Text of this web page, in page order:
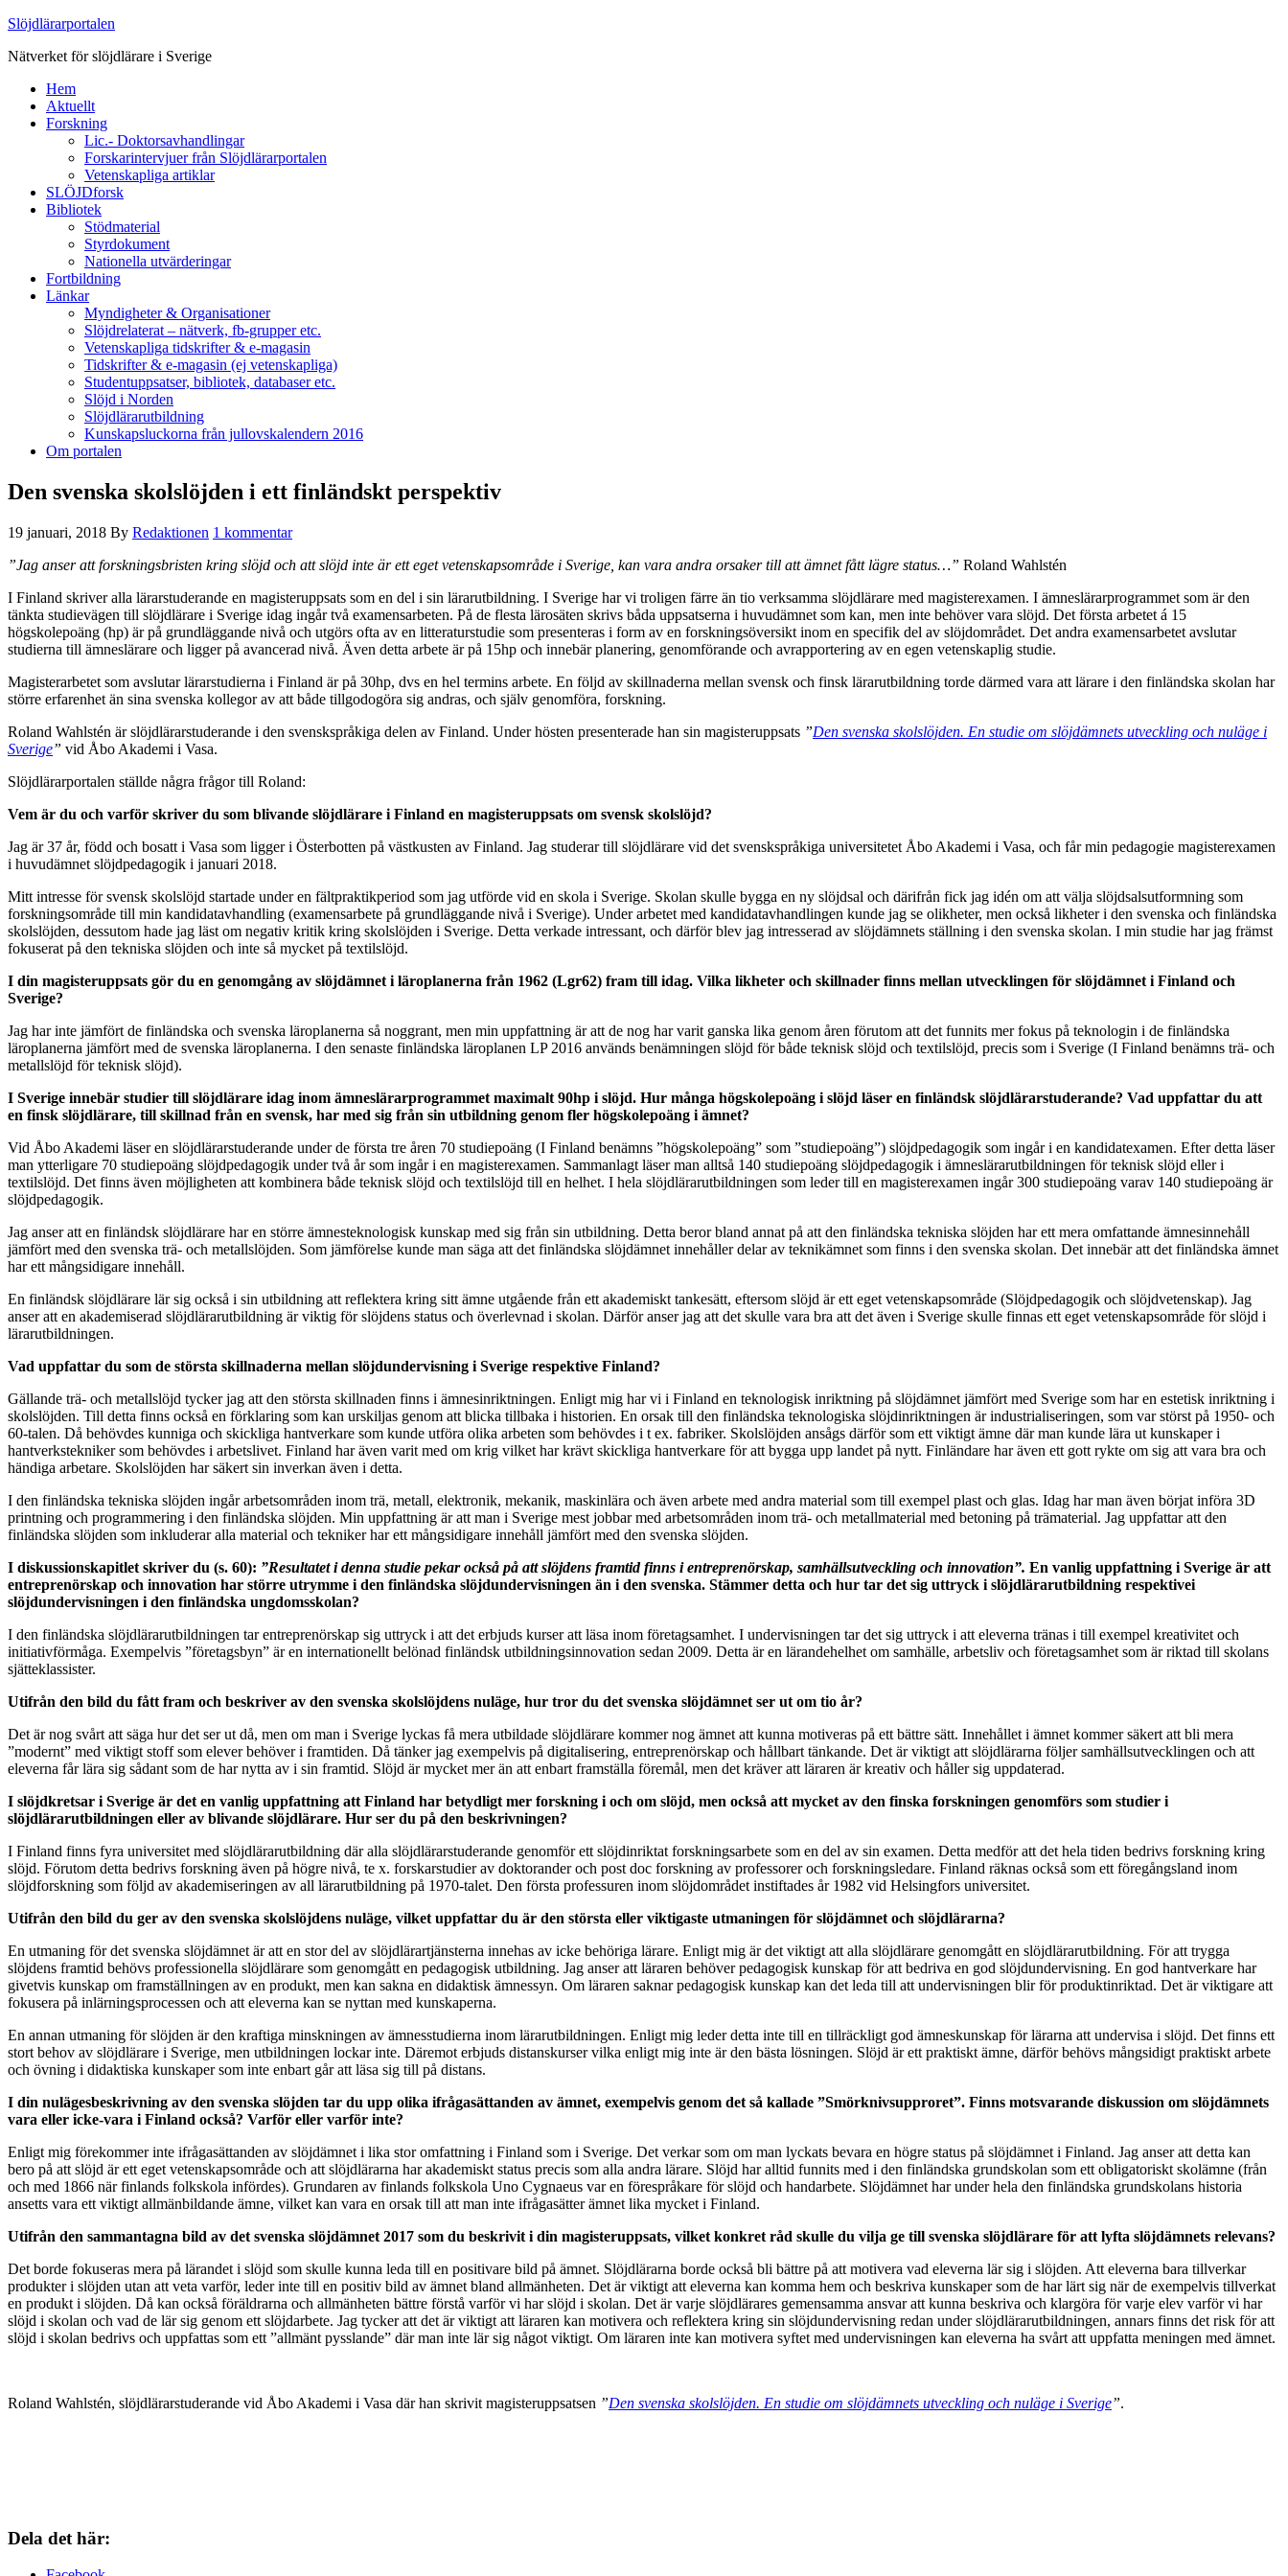
Slöjdlärarportalen
Nätverket för slöjdlärare i Sverige
Hem
Aktuellt
Forskning
Lic.- Doktorsavhandlingar
Forskarintervjuer från Slöjdlärarportalen
Vetenskapliga artiklar
SLÖJDforsk
Bibliotek
Stödmaterial
Styrdokument
Nationella utvärderingar
Fortbildning
Länkar
Myndigheter & Organisationer
Slöjdrelaterat – nätverk, fb-grupper etc.
Vetenskapliga tidskrifter & e-magasin
Tidskrifter & e-magasin (ej vetenskapliga)
Studentuppsatser, bibliotek, databaser etc.
Slöjd i Norden
Slöjdlärarutbildning
Kunskapsluckorna från jullovskalendern 2016
Om portalen
Den svenska skolslöjden i ett finländskt perspektiv
19 januari, 2018 By Redaktionen 1 kommentar
”Jag anser att forskningsbristen kring slöjd och att slöjd inte är ett eget vetenskapsområde i Sverige, kan vara andra orsaker till att ämnet fått lägre status…” Roland Wahlstén
I Finland skriver alla lärarstuderande en magisteruppsats som en del i sin lärarutbildning. I Sverige har vi troligen färre än tio verksamma slöjdlärare med magisterexamen. I ämneslärarprogrammet som är den
tänkta studievägen till slöjdlärare i Sverige idag ingår två examensarbeten. På de flesta lärosäten skrivs båda uppsatserna i huvudämnet som kan, men inte behöver vara slöjd. Det första arbetet á 15
högskolepoäng (hp) är på grundläggande nivå och utgörs ofta av en litteraturstudie som presenteras i form av en forskningsöversikt inom en specifik del av slöjdområdet. Det andra examensarbetet avslutar
studierna till ämneslärare och ligger på avancerad nivå. Även detta arbete är på 15hp och innebär planering, genomförande och avrapportering av en egen vetenskaplig studie.
Magisterarbetet som avslutar lärarstudierna i Finland är på 30hp, dvs en hel termins arbete. En följd av skillnaderna mellan svensk och finsk lärarutbildning torde därmed vara att lärare i den finländska skolan har
större erfarenhet än sina svenska kollegor av att både tillgodogöra sig andras, och själv genomföra, forskning.
Roland Wahlstén är slöjdlärarstuderande i den svenskspråkiga delen av Finland. Under hösten presenterade han sin magisteruppsats ”Den svenska skolslöjden. En studie om slöjdämnets utveckling och nuläge i
Sverige” vid Åbo Akademi i Vasa.
Slöjdlärarportalen ställde några frågor till Roland:
Vem är du och varför skriver du som blivande slöjdlärare i Finland en magisteruppsats om svensk skolslöjd?
Jag är 37 år, född och bosatt i Vasa som ligger i Österbotten på västkusten av Finland. Jag studerar till slöjdlärare vid det svenskspråkiga universitetet Åbo Akademi i Vasa, och får min pedagogie magisterexamen
i huvudämnet slöjdpedagogik i januari 2018.
Mitt intresse för svensk skolslöjd startade under en fältpraktikperiod som jag utförde vid en skola i Sverige. Skolan skulle bygga en ny slöjdsal och därifrån fick jag idén om att välja slöjdsalsutformning som
forskningsområde till min kandidatavhandling (examensarbete på grundläggande nivå i Sverige). Under arbetet med kandidatavhandlingen kunde jag se olikheter, men också likheter i den svenska och finländska
skolslöjden, dessutom hade jag läst om negativ kritik kring skolslöjden i Sverige. Detta verkade intressant, och därför blev jag intresserad av slöjdämnets ställning i den svenska skolan. I min studie har jag främst
fokuserat på den tekniska slöjden och inte så mycket på textilslöjd.
I din magisteruppsats gör du en genomgång av slöjdämnet i läroplanerna från 1962 (Lgr62) fram till idag. Vilka likheter och skillnader finns mellan utvecklingen för slöjdämnet i Finland och
Sverige?
Jag har inte jämfört de finländska och svenska läroplanerna så noggrant, men min uppfattning är att de nog har varit ganska lika genom åren förutom att det funnits mer fokus på teknologin i de finländska
läroplanerna jämfört med de svenska läroplanerna. I den senaste finländska läroplanen LP 2016 används benämningen slöjd för både teknisk slöjd och textilslöjd, precis som i Sverige (I Finland benämns trä- och
metallslöjd för teknisk slöjd).
I Sverige innebär studier till slöjdlärare idag inom ämneslärarprogrammet maximalt 90hp i slöjd. Hur många högskolepoäng i slöjd läser en finländsk slöjdlärarstuderande? Vad uppfattar du att
en finsk slöjdlärare, till skillnad från en svensk, har med sig från sin utbildning genom fler högskolepoäng i ämnet?
Vid Åbo Akademi läser en slöjdlärarstuderande under de första tre åren 70 studiepoäng (I Finland benämns ”högskolepoäng” som ”studiepoäng”) slöjdpedagogik som ingår i en kandidatexamen. Efter detta läser
man ytterligare 70 studiepoäng slöjdpedagogik under två år som ingår i en magisterexamen. Sammanlagt läser man alltså 140 studiepoäng slöjdpedagogik i ämneslärarutbildningen för teknisk slöjd eller i
textilslöjd. Det finns även möjligheten att kombinera både teknisk slöjd och textilslöjd till en helhet. I hela slöjdlärarutbildningen som leder till en magisterexamen ingår 300 studiepoäng varav 140 studiepoäng är
slöjdpedagogik.
Jag anser att en finländsk slöjdlärare har en större ämnesteknologisk kunskap med sig från sin utbildning. Detta beror bland annat på att den finländska tekniska slöjden har ett mera omfattande ämnesinnehåll
jämfört med den svenska trä- och metallslöjden. Som jämförelse kunde man säga att det finländska slöjdämnet innehåller delar av teknikämnet som finns i den svenska skolan. Det innebär att det finländska ämnet
har ett mångsidigare innehåll.
En finländsk slöjdlärare lär sig också i sin utbildning att reflektera kring sitt ämne utgående från ett akademiskt tankesätt, eftersom slöjd är ett eget vetenskapsområde (Slöjdpedagogik och slöjdvetenskap). Jag
anser att en akademiserad slöjdlärarutbildning är viktig för slöjdens status och överlevnad i skolan. Därför anser jag att det skulle vara bra att det även i Sverige skulle finnas ett eget vetenskapsområde för slöjd i
lärarutbildningen.
Vad uppfattar du som de största skillnaderna mellan slöjdundervisning i Sverige respektive Finland?
Gällande trä- och metallslöjd tycker jag att den största skillnaden finns i ämnesinriktningen. Enligt mig har vi i Finland en teknologisk inriktning på slöjdämnet jämfört med Sverige som har en estetisk inriktning i
skolslöjden. Till detta finns också en förklaring som kan urskiljas genom att blicka tillbaka i historien. En orsak till den finländska teknologiska slöjdinriktningen är industrialiseringen, som var störst på 1950- och
60-talen. Då behövdes kunniga och skickliga hantverkare som kunde utföra olika arbeten som behövdes i t ex. fabriker. Skolslöjden ansågs därför som ett viktigt ämne där man kunde lära ut kunskaper i
hantverkstekniker som behövdes i arbetslivet. Finland har även varit med om krig vilket har krävt skickliga hantverkare för att bygga upp landet på nytt. Finländare har även ett gott rykte om sig att vara bra och
händiga arbetare. Skolslöjden har säkert sin inverkan även i detta.
I den finländska tekniska slöjden ingår arbetsområden inom trä, metall, elektronik, mekanik, maskinlära och även arbete med andra material som till exempel plast och glas. Idag har man även börjat införa 3D
printning och programmering i den finländska slöjden. Min uppfattning är att man i Sverige mest jobbar med arbetsområden inom trä- och metallmaterial med betoning på trämaterial. Jag uppfattar att den
finländska slöjden som inkluderar alla material och tekniker har ett mångsidigare innehåll jämfört med den svenska slöjden.
I diskussionskapitlet skriver du (s. 60): ”Resultatet i denna studie pekar också på att slöjdens framtid finns i entreprenörskap, samhällsutveckling och innovation”. En vanlig uppfattning i Sverige är att
entreprenörskap och innovation har större utrymme i den finländska slöjdundervisningen än i den svenska. Stämmer detta och hur tar det sig uttryck i slöjdlärarutbildning respektivei
slöjdundervisningen i den finländska ungdomsskolan?
I den finländska slöjdlärarutbildningen tar entreprenörskap sig uttryck i att det erbjuds kurser att läsa inom företagsamhet. I undervisningen tar det sig uttryck i att eleverna tränas i till exempel kreativitet och
initiativförmåga. Exempelvis ”företagsbyn” är en internationellt belönad finländsk utbildningsinnovation sedan 2009. Detta är en lärandehelhet om samhälle, arbetsliv och företagsamhet som är riktad till skolans
sjätteklassister.
Utifrån den bild du fått fram och beskriver av den svenska skolslöjdens nuläge, hur tror du det svenska slöjdämnet ser ut om tio år?
Det är nog svårt att säga hur det ser ut då, men om man i Sverige lyckas få mera utbildade slöjdlärare kommer nog ämnet att kunna motiveras på ett bättre sätt. Innehållet i ämnet kommer säkert att bli mera
”modernt” med viktigt stoff som elever behöver i framtiden. Då tänker jag exempelvis på digitalisering, entreprenörskap och hållbart tänkande. Det är viktigt att slöjdlärarna följer samhällsutvecklingen och att
eleverna får lära sig sådant som de har nytta av i sin framtid. Slöjd är mycket mer än att enbart framställa föremål, men det kräver att läraren är kreativ och håller sig uppdaterad.
I slöjdkretsar i Sverige är det en vanlig uppfattning att Finland har betydligt mer forskning i och om slöjd, men också att mycket av den finska forskningen genomförs som studier i
slöjdlärarutbildningen eller av blivande slöjdlärare. Hur ser du på den beskrivningen?
I Finland finns fyra universitet med slöjdlärarutbildning där alla slöjdlärarstuderande genomför ett slöjdinriktat forskningsarbete som en del av sin examen. Detta medför att det hela tiden bedrivs forskning kring
slöjd. Förutom detta bedrivs forskning även på högre nivå, te x. forskarstudier av doktorander och post doc forskning av professorer och forskningsledare. Finland räknas också som ett föregångsland inom
slöjdforskning som följd av akademiseringen av all lärarutbildning på 1970-talet. Den första professuren inom slöjdområdet instiftades år 1982 vid Helsingfors universitet.
Utifrån den bild du ger av den svenska skolslöjdens nuläge, vilket uppfattar du är den största eller viktigaste utmaningen för slöjdämnet och slöjdlärarna?
En utmaning för det svenska slöjdämnet är att en stor del av slöjdlärartjänsterna innehas av icke behöriga lärare. Enligt mig är det viktigt att alla slöjdlärare genomgått en slöjdlärarutbildning. För att trygga
slöjdens framtid behövs professionella slöjdlärare som genomgått en pedagogisk utbildning. Jag anser att läraren behöver pedagogisk kunskap för att bedriva en god slöjdundervisning. En god hantverkare har
givetvis kunskap om framställningen av en produkt, men kan sakna en didaktisk ämnessyn. Om läraren saknar pedagogisk kunskap kan det leda till att undervisningen blir för produktinriktad. Det är viktigare att
fokusera på inlärningsprocessen och att eleverna kan se nyttan med kunskaperna.
En annan utmaning för slöjden är den kraftiga minskningen av ämnesstudierna inom lärarutbildningen. Enligt mig leder detta inte till en tillräckligt god ämneskunskap för lärarna att undervisa i slöjd. Det finns ett
stort behov av slöjdlärare i Sverige, men utbildningen lockar inte. Däremot erbjuds distanskurser vilka enligt mig inte är den bästa lösningen. Slöjd är ett praktiskt ämne, därför behövs mångsidigt praktiskt arbete
och övning i didaktiska kunskaper som inte enbart går att läsa sig till på distans.
I din nulägesbeskrivning av den svenska slöjden tar du upp olika ifrågasättanden av ämnet, exempelvis genom det så kallade ”Smörknivsupproret”. Finns motsvarande diskussion om slöjdämnets
vara eller icke-vara i Finland också? Varför eller varför inte?
Enligt mig förekommer inte ifrågasättanden av slöjdämnet i lika stor omfattning i Finland som i Sverige. Det verkar som om man lyckats bevara en högre status på slöjdämnet i Finland. Jag anser att detta kan
bero på att slöjd är ett eget vetenskapsområde och att slöjdlärarna har akademiskt status precis som alla andra lärare. Slöjd har alltid funnits med i den finländska grundskolan som ett obligatoriskt skolämne (från
och med 1866 när finlands folkskola infördes). Grundaren av finlands folkskola Uno Cygnaeus var en förespråkare för slöjd och handarbete. Slöjdämnet har under hela den finländska grundskolans historia
ansetts vara ett viktigt allmänbildande ämne, vilket kan vara en orsak till att man inte ifrågasätter ämnet lika mycket i Finland.
Utifrån den sammantagna bild av det svenska slöjdämnet 2017 som du beskrivit i din magisteruppsats, vilket konkret råd skulle du vilja ge till svenska slöjdlärare för att lyfta slöjdämnets relevans?
Det borde fokuseras mera på lärandet i slöjd som skulle kunna leda till en positivare bild på ämnet. Slöjdlärarna borde också bli bättre på att motivera vad eleverna lär sig i slöjden. Att eleverna bara tillverkar
produkter i slöjden utan att veta varför, leder inte till en positiv bild av ämnet bland allmänheten. Det är viktigt att eleverna kan komma hem och beskriva kunskaper som de har lärt sig när de exempelvis tillverkat
en produkt i slöjden. Då kan också föräldrarna och allmänheten bättre förstå varför vi har slöjd i skolan. Det är varje slöjdlärares gemensamma ansvar att kunna beskriva och klargöra för varje elev varför vi har
slöjd i skolan och vad de lär sig genom ett slöjdarbete. Jag tycker att det är viktigt att läraren kan motivera och reflektera kring sin slöjdundervisning redan under slöjdlärarutbildningen, annars finns det risk för att
slöjd i skolan bedrivs och uppfattas som ett ”allmänt pysslande” där man inte lär sig något viktigt. Om läraren inte kan motivera syftet med undervisningen kan eleverna ha svårt att uppfatta meningen med ämnet.
Roland Wahlstén, slöjdlärarstuderande vid Åbo Akademi i Vasa där han skrivit magisteruppsatsen ”Den svenska skolslöjden. En studie om slöjdämnets utveckling och nuläge i Sverige”.
Dela det här: